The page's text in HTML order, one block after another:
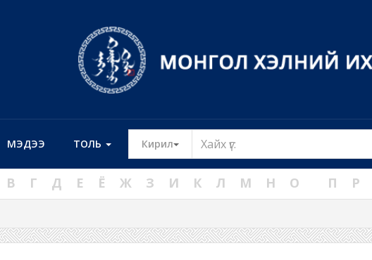
МЭДЭЭ ТОЛЬ Кирил Toggle Dropdown
В Г Д Е Ё Ж З И К Л М Н О П Р